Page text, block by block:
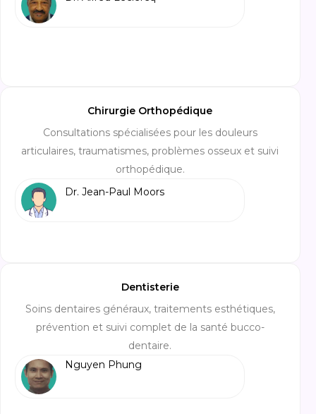
Chirurgie Orthopédique
Consultations spécialisées pour les douleurs
articulaires, traumatismes, problèmes osseux et suivi
orthopédique.
Dr. Jean-Paul Moors
Dentisterie
Soins dentaires généraux, traitements esthétiques,
prévention et suivi complet de la santé bucco-
dentaire.
Nguyen Phung